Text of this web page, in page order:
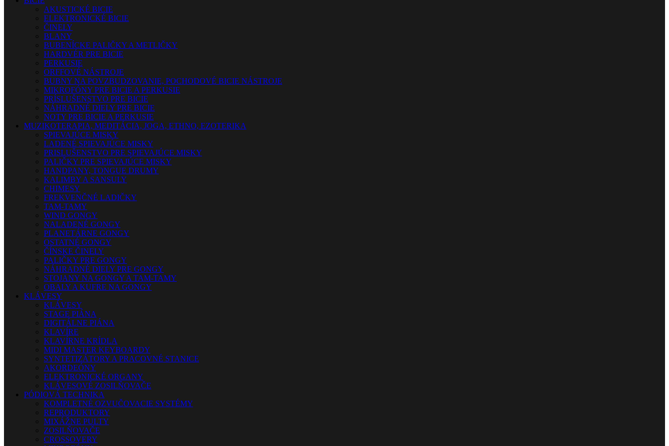
AKUSTICKÉ BICIE
ELEKTRONICKÉ BICIE
ČINELY
BLANY
BUBENÍCKE PALIČKY A METLIČKY
HARDVÉR PRE BICIE
PERKUSIE
ORFFOVÉ NÁSTROJE
BUBNY NA POVZBUDZOVANIE, POCHODOVÉ BICIE NÁSTROJE
MIKROFÓNY PRE BICIE A PERKUSIE
PRÍSLUŠENSTVO PRE BICIE
NÁHRADNÉ DIELY PRE BICIE
NOTY PRE BICIE A PERKUSIE
MUZIKOTERAPIA, MEDITÁCIA, JOGA, ETHNO, EZOTERIKA
SPIEVAJÚCE MISKY
LADENÉ SPIEVAJÚCE MISKY
PRISLUŠENSTVO PRE SPIEVAJÚCE MISKY
PALIČKY PRE SPIEVAJÚCE MISKY
HANDPANY, TONGUE DRUMY
KALIMBY A SANSULY
CHIMESY
FREKVENČNÉ LADIČKY
TAM-TAMY
WIND GONGY
NALADENÉ GONGY
PLANETÁRNE GONGY
OSTATNÉ GONGY
ČÍNSKE ČINELY
PALIČKY PRE GONGY
NÁHRADNÉ DIELY PRE GONGY
STOJANY NA GONGY A TAM-TAMY
OBALY A KUFRE NA GONGY
KLÁVESY
KLÁVESY
STAGE PIÁNA
DIGITÁLNE PIÁNA
KLAVÍRE
KLAVÍRNE KRÍDLA
MIDI MASTER KEYBOARDY
SYNTETIZÁTORY A PRACOVNÉ STANICE
AKORDEÓNY
ELEKTRONICKÉ ORGANY
KLÁVESOVÉ ZOSILŇOVAČE
PÓDIOVÁ TECHNIKA
KOMPLETNÉ OZVUČOVACIE SYSTÉMY
REPRODUKTORY
MIXÁŽNE PULTY
ZOSILŇOVAČE
CROSSOVERY